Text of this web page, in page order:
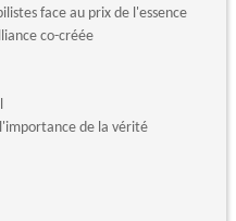
face au prix de l'essence
co-créée
de la vérité